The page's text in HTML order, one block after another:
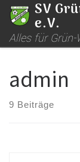
Zum Inhalt
SV
e.V.
Alles für Grün-
admin
9 Beiträge